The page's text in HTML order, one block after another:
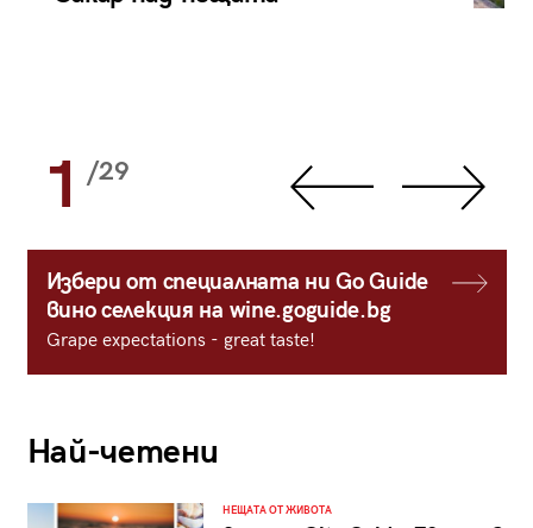
1 /29
Избери от специалната ни Go Guide
вино селекция на wine.goguide.bg
Grape expectations - great taste!
Най-четени
НЕЩАТА ОТ ЖИВОТА